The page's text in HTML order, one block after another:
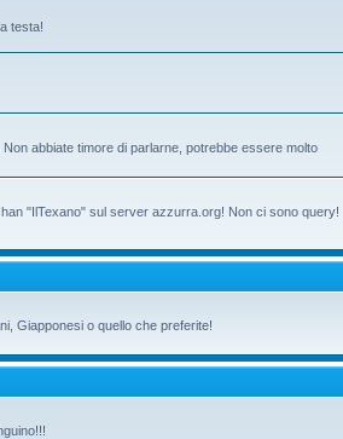
testa!
abbiate timore di parlarne, potrebbe essere molto
"IlTexano" sul server azzurra.org! Non ci sono query!
Giapponesi o quello che preferite!